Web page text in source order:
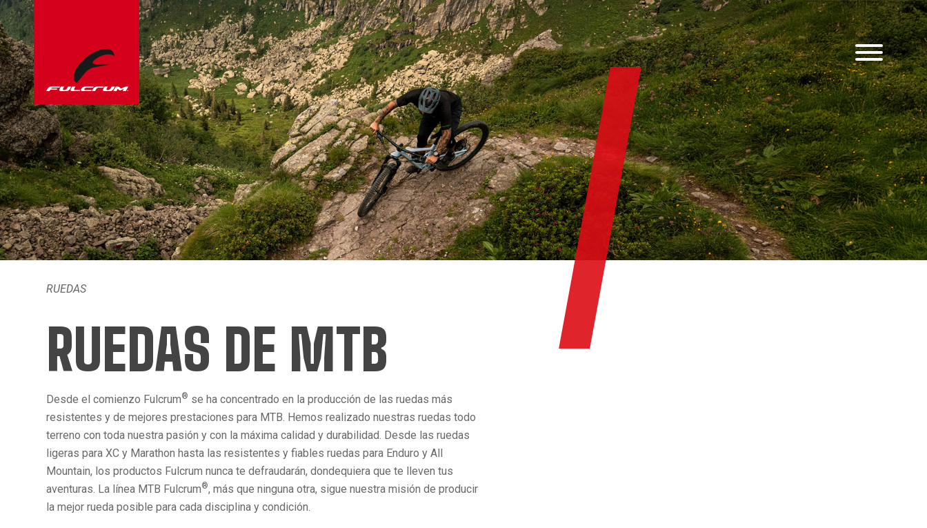
RUEDAS
RUEDAS DE MTB
Desde el comienzo Fulcrum® se ha concentrado en la producción de las ruedas más
resistentes y de mejores prestaciones para MTB. Hemos realizado nuestras ruedas todo
terreno con toda nuestra pasión y con la máxima calidad y durabilidad. Desde las ruedas
ligeras para XC y Marathon hasta las resistentes y fiables ruedas para Enduro y All
Mountain, los productos Fulcrum nunca te defraudarán, dondequiera que te lleven tus
aventuras. La línea MTB Fulcrum®, más que ninguna otra, sigue nuestra misión de producir
la mejor rueda posible para cada disciplina y condición.